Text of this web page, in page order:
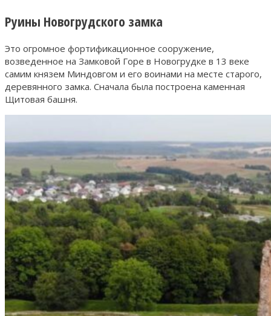
Руины Новогрудского замка
Это огромное фортификационное сооружение,
возведенное на Замковой Горе в Новогрудке в 13 веке
самим князем Миндовгом и его воинами на месте старого,
деревянного замка. Сначала была построена каменная
Щитовая башня.